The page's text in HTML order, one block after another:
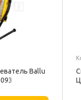
Ballu